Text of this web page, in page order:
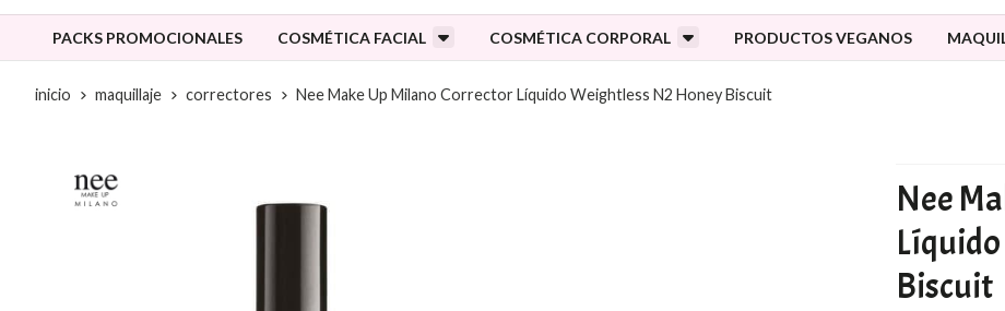
PACKS PROMOCIONALES COSMÉTICA FACIAL COSMÉTICA CORPORAL PRODUCTOS VEGANOS
inicio maquillaje correctores Nee Make Up Milano Corrector Líquido Weightless N2 Honey Biscuit
Nee
Biscuit